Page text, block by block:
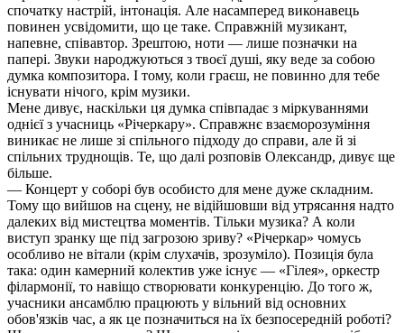
спочатку настрій, інтонація. Але насамперед виконавець
повинен усвідомити, що це таке. Справжній музикант,
напевне, співавтор. Зрештою, ноти — лише позначки на
папері. Звуки народжуються з твоєї душі, яку веде за собою
думка композитора. І тому, коли граєш, не повинно для тебе
існувати нічого, крім музики.
Мене дивує, наскільки ця думка співпадає з міркуваннями
однієї з учасниць «Річеркару». Справжнє взаєморозуміння
виникає не лише зі спільного підходу до справи, але й зі
спільних труднощів. Те, що далі розповів Олександр, дивує ще
більше.
— Концерт у соборі був особисто для мене дуже складним.
Тому що вийшов на сцену, не відійшовши від утрясання надто
далеких від мистецтва моментів. Тільки музика? А коли
виступ зранку ще під загрозою зриву? «Річеркар» чомусь
особливо не вітали (крім слухачів, зрозуміло). Позиція була
така: один камерний колектив уже існує — «Гілея», оркестр
філармонії, то навіщо створювати конкуренцію. До того ж,
учасники ансамблю працюють у вільний від основних
обов'язків час, а як це позначиться на їх безпосередній роботі?